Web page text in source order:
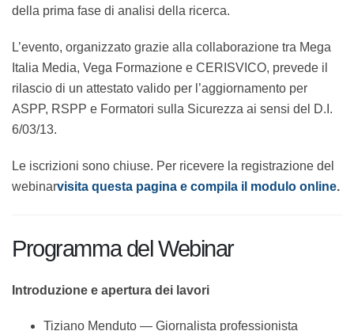
aula o e-Learning?", durante il quale verranno
ricerca.
L’evento, organizzato grazie alla collaborazione tra
Mega Italia Media, Vega Formazione e CERISVICO,
prevede il rilascio di un attestato valido per
Sicurezza ai sensi del D.I. 6/03/13.
online.